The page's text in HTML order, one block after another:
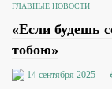
ГЛАВНЫЕ НОВОСТИ
«Если будешь
тобою»
14 сентября 2025